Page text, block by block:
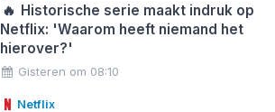
🔥 Historische serie maakt indruk op
Netflix: 'Waarom heeft niemand het
hierover?'
Gisteren om 08:10
Netflix